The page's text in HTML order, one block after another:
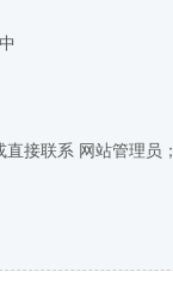
接联系 网站管理员；